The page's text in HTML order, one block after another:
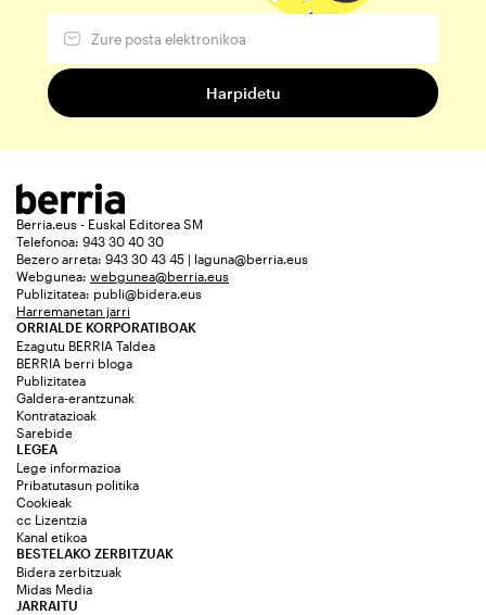
Berria.eus - Euskal Editorea SM
Telefonoa: 943 30 40 30
Bezero arreta: 943 30 43 45 | laguna@berria.eus
Webgunea: webgunea@berria.eus
Publizitatea: publi@bidera.eus
Harremanetan jarri
ORRIALDE KORPORATIBOAK
Ezagutu BERRIA Taldea
BERRIA berri bloga
Publizitatea
Galdera-erantzunak
Kontratazioak
Sarebide
JARRAITU
LEGEA
Lege informazioa
Pribatutasun politika
Cookieak
cc Lizentzia
Kanal etikoa
BESTELAKO ZERBITZUAK
Bidera zerbitzuak
Midas Media